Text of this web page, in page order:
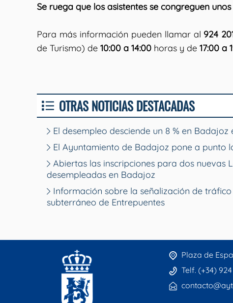
Se ruega que los asistentes se congreguen
Para más información pueden llamar al 924
de Turismo) de 10:00 a 14:00 horas y de 17:00 a
OTRAS NOTICIAS DESTACADAS
El desempleo desciende un 8 % en Badajoz
El Ayuntamiento de Badajoz pone a punto
Abiertas las inscripciones para dos
desempleadas en Badajoz
Información sobre la señalización de
subterráneo de Entrepuentes
Plaza de
Telf. (+34)